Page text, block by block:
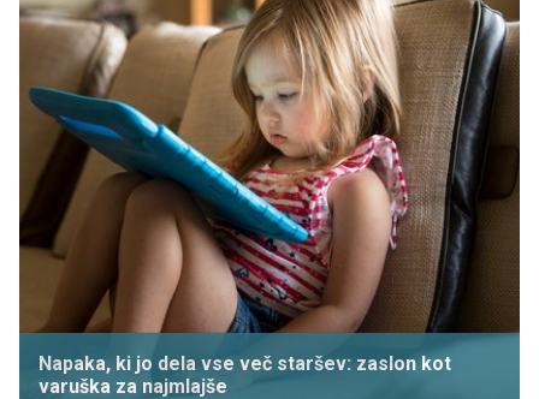
Napaka, ki jo dela vse več staršev: zaslon kot
varuška za najmlajše